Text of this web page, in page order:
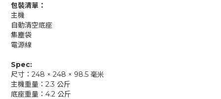
包裝清單：
主機
自動清空底座
集塵袋
電源線
Spec:
尺寸：248 × 248 × 98.5 毫米
主機重量：2.3 公斤
底座重量：4.2 公斤